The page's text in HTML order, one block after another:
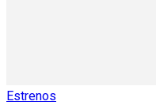
Estrenos